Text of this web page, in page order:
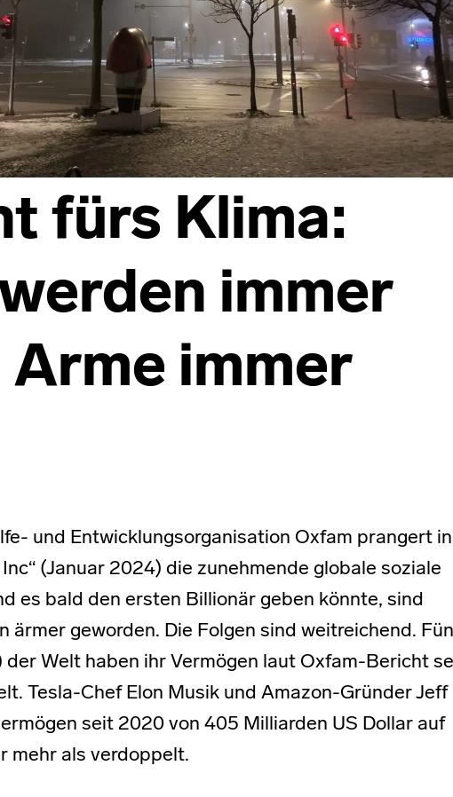
fürs Klima:
immer
Arme immer
und Entwicklungsorganisation Oxfam prangert in
(Januar 2024) die zunehmende globale soziale
es bald den ersten Billionär geben könnte, sind
ärmer geworden. Die Folgen sind weitreichend.
der Welt haben ihr Vermögen laut Oxfam-Bericht
Tesla-Chef Elon Musik und Amazon-Gründer Jeff
seit 2020 von 405 Milliarden US Dollar auf
mehr als verdoppelt.